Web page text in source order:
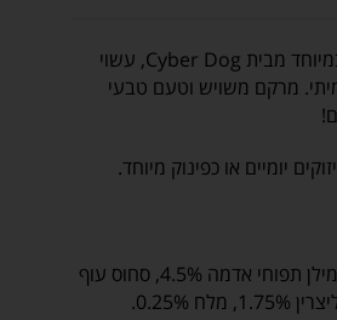
חטיף איכותי ורך במיוחד מבית Cyber Dog, עשוי
אמיתי. מרקם משויש וטעם טבעי
יומיים או כפינוק מיוחד.
ארנבת 88.5%, עמילן תפוחי אדמה 4.5%, סחוס עוף